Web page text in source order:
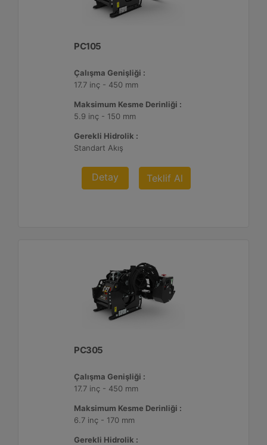
PC105
Çalışma Genişliği :
17.7 inç - 450 mm
Maksimum Kesme Derinliği :
5.9 inç - 150 mm
Gerekli Hidrolik :
Standart Akış
Detay Teklif Al
PC305
Çalışma Genişliği :
17.7 inç - 450 mm
Maksimum Kesme Derinliği :
6.7 inç - 170 mm
Gerekli Hidrolik :